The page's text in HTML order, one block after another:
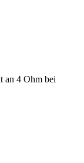
an 4 Ohm bei